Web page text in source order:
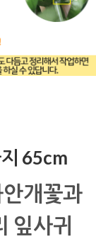
65cm
개꽃과
잎사귀